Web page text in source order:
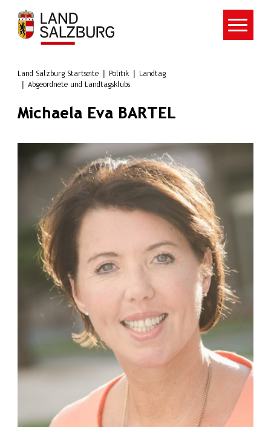
Zum Hauptinhalt springen
Land Salzburg Startseite Politik
Landtag
Abgeordnete und Landtagsklubs
Michaela Eva BARTEL